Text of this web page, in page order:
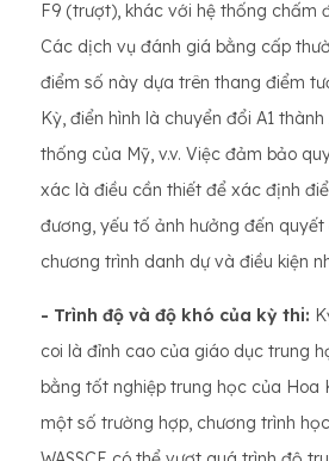
F9 (trượt), khác với hệ thống chấm
Các dịch vụ đánh giá bằng cấp
điểm số này dựa trên thang điểm
Kỳ, điển hình là chuyển đổi A1
thống của Mỹ, v.v. Việc đảm bảo
xác là điều cần thiết để xác định
đương, yếu tố ảnh hưởng đến
chương trình danh dự và điều kiện
- Trình độ và độ khó của kỳ thi:
coi là đỉnh cao của giáo dục trung
bằng tốt nghiệp trung học của Hoa
một số trường hợp, chương trình